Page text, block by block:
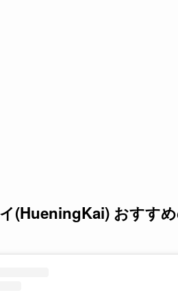
(HueningKai) おすす